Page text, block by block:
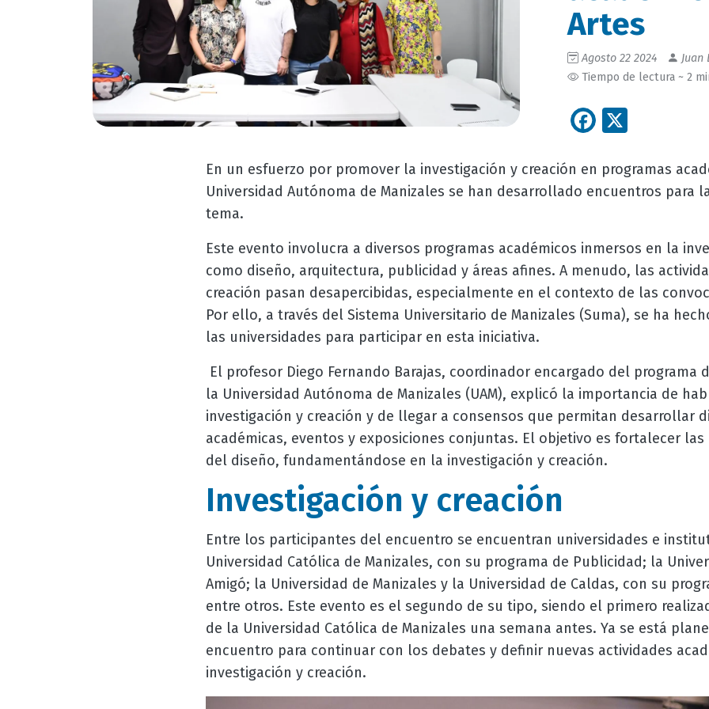
Artes
Agosto 22 2024
Juan
Tiempo de lectura ~ 2
Facebook
En un esfuerzo por promover la investigación y creación en programas
Universidad Autónoma de Manizales se han desarrollado encuentros para
tema.
Este evento involucra a diversos programas académicos inmersos en la
como diseño, arquitectura, publicidad y áreas afines. A menudo, las
creación pasan desapercibidas, especialmente en el contexto de las
Por ello, a través del Sistema Universitario de Manizales (Suma), se ha
las universidades para participar en esta iniciativa.
El profesor Diego Fernando Barajas, coordinador encargado del programa
la Universidad Autónoma de Manizales (UAM), explicó la importancia de
investigación y creación y de llegar a consensos que permitan desarrollar
académicas, eventos y exposiciones conjuntas. El objetivo es fortalecer las
del diseño, fundamentándose en la investigación y creación.
Investigación y creación
Entre los participantes del encuentro se encuentran universidades e
Universidad Católica de Manizales, con su programa de Publicidad; la
Amigó; la Universidad de Manizales y la Universidad de Caldas, con su
entre otros. Este evento es el segundo de su tipo, siendo el primero
de la Universidad Católica de Manizales una semana antes. Ya se está
encuentro para continuar con los debates y definir nuevas actividades
investigación y creación.